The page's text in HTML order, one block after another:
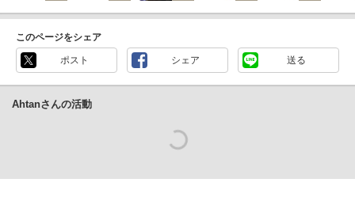
このページをシェア
ポスト シェア 送る
Ahtanさんの活動